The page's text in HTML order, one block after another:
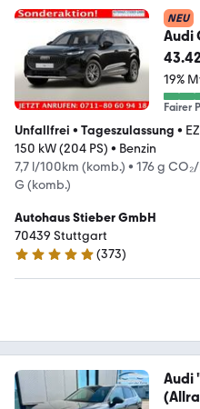
NEU
Audi
19%
Fairer
Unfallfrei • Tageszulassung •
150 kW (204 PS) • Benzin
7,7 l/100km (komb.) • 176 g
G (komb.)
Autohaus Stieber GmbH
70439 Stuttgart
4.9 Sterne
(373)
Audi